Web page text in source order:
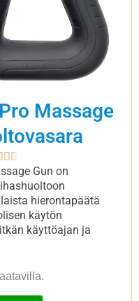
Massage

9.5
out
of
10
Gun on
hierontapäätä
käytön
käyttöajan ja